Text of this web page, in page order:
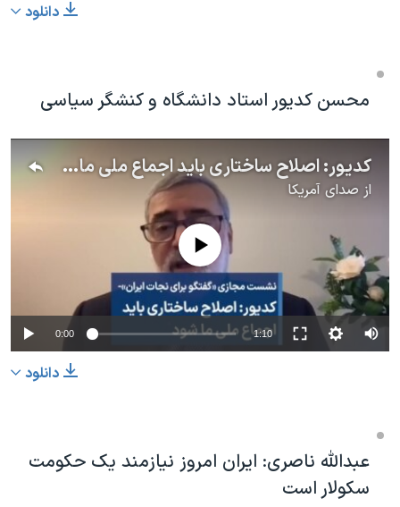
دانلود
محسن کدیور استاد دانشگاه و کنشگر سیاسی
کدیور: اصلاح ساختاری باید اجماع ملی ما شود
از صدای آمریکا
No media source currently available
0:00 1:10
دانلود
عبدالله ناصری: ایران امروز نیازمند یک حکومت
سکولار است